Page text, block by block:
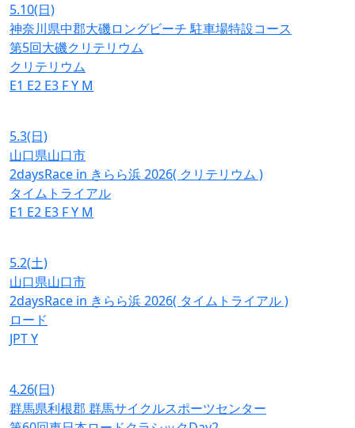
5.10(日)
神奈川県中郡大磯ロングビーチ 駐車場特設コース
第5回大磯クリテリウム
クリテリウム
E1 E2 E3 FY M
5.3(日)
山口県山口市
2daysRace in きらら浜 2026( クリテリウム )
タイムトライアル
E1 E2 E3 FY M
5.2(土)
山口県山口市
2daysRace in きらら浜 2026( タイムトライアル )
ロード
JPTY
4.26(日)
群馬県利根郡 群馬サイクルスポーツセンター